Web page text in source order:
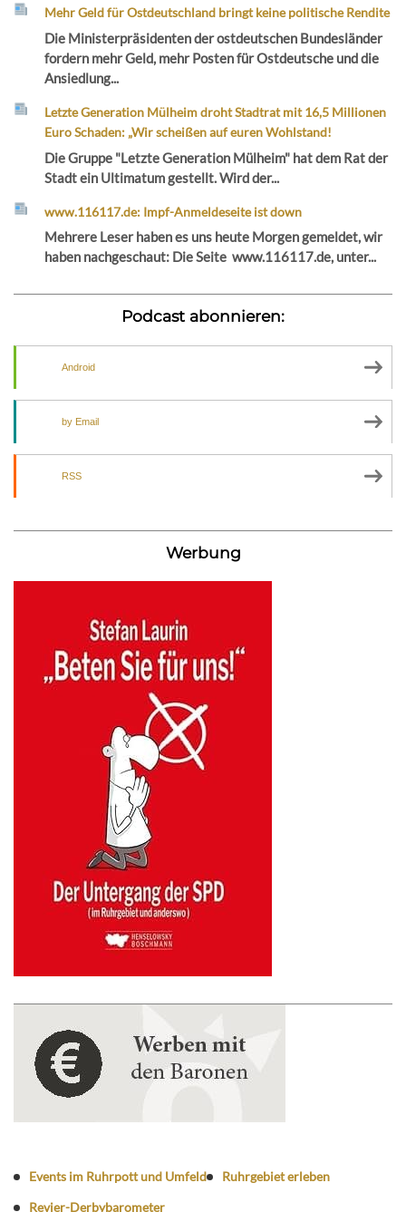
Mehr Geld für Ostdeutschland bringt keine politische Rendite
Die Ministerpräsidenten der ostdeutschen Bundesländer
fordern mehr Geld, mehr Posten für Ostdeutsche und die
Ansiedlung...
Letzte Generation Mülheim droht Stadtrat mit 16,5 Millionen
Euro Schaden: „Wir scheißen auf euren Wohlstand!
Die Gruppe "Letzte Generation Mülheim" hat dem Rat der
Stadt ein Ultimatum gestellt. Wird der...
www.116117.de: Impf-Anmeldeseite ist down
Mehrere Leser haben es uns heute Morgen gemeldet, wir
haben nachgeschaut: Die Seite www.116117.de, unter...
Podcast abonnieren:
Android
by Email
RSS
Werbung
Events im Ruhrpott und Umfeld
Ruhrgebiet erleben
Revier-Derbybarometer